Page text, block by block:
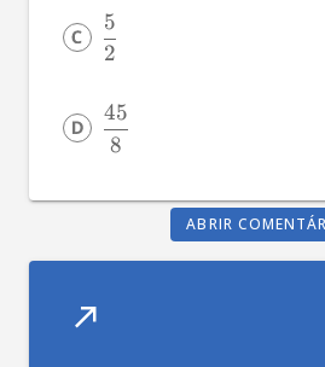
2
5
8
45
ABRIR